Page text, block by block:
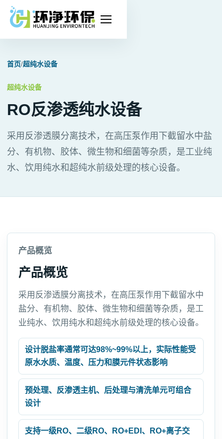
首页/超纯水设备
超纯水设备
RO反渗透纯水设备
采用反渗透膜分离技术，在高压泵作用下截留水中盐
分、有机物、胶体、微生物和细菌等杂质，是工业纯
水、饮用纯水和超纯水前级处理的核心设备。
产品概览
产品概览
采用反渗透膜分离技术，在高压泵作用下截留水中
盐分、有机物、胶体、微生物和细菌等杂质，是工
业纯水、饮用纯水和超纯水前级处理的核心设备。
设计脱盐率通常可达98%~99%以上，实际性能受
原水水质、温度、压力和膜元件状态影响
预处理、反渗透主机、后处理与清洗单元可组合
设计
支持一级RO、二级RO、RO+EDI、RO+离子交